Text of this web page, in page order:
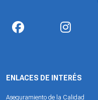
ENLACES DE INTERÉS
Aseguramiento de la Calidad